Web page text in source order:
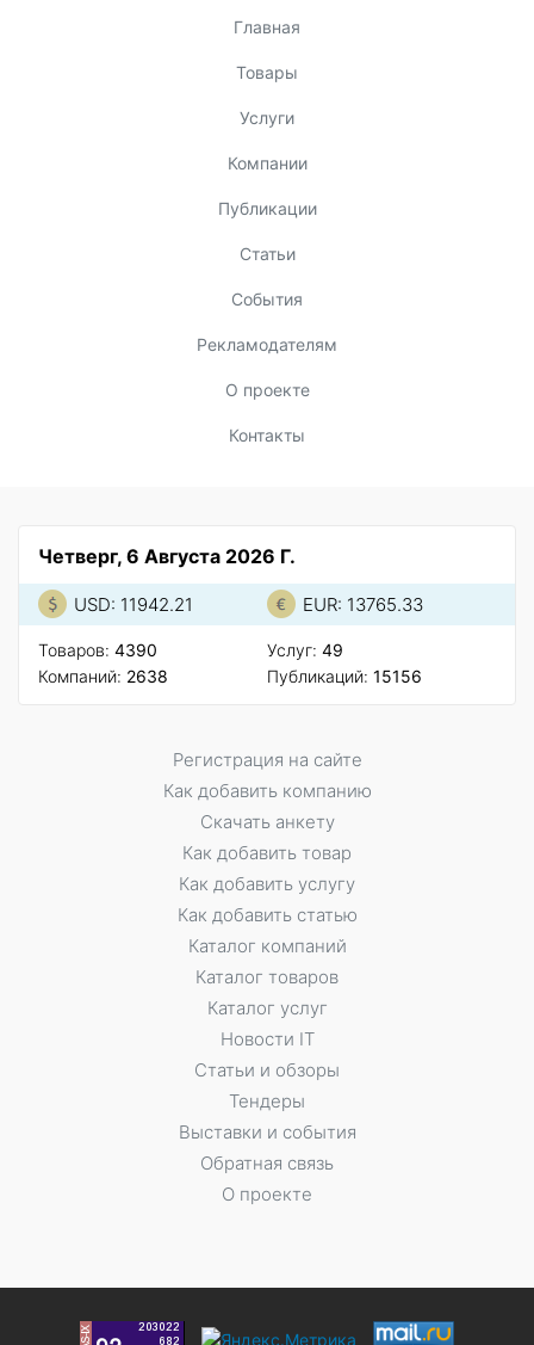
Главная
Товары
Услуги
Компании
Публикации
Статьи
События
Рекламодателям
О проекте
Контакты
Четверг, 6 Августа 2026 Г.
USD: 11942.21 EUR: 13765.33
Товаров: 4390
Компаний: 2638
Услуг: 49
Публикаций: 15156
Регистрация на сайте
Как добавить компанию
Скачать анкету
Как добавить товар
Как добавить услугу
Как добавить статью
Каталог компаний
Каталог товаров
Каталог услуг
Новости IT
Статьи и обзоры
Тендеры
Выставки и события
Обратная связь
О проекте